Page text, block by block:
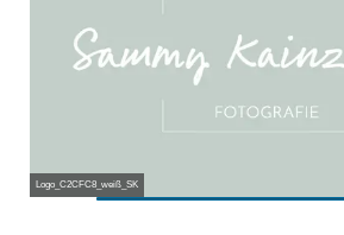
Logo_C2CFC8_weiß_SK